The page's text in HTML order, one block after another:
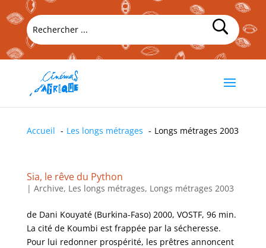
Accueil Les longs métrages Longs métrages 2003
Sia, le rêve du Python
| Archive, Les longs métrages, Longs métrages 2003
de Dani Kouyaté (Burkina-Faso) 2000, VOSTF, 96 min.
La cité de Koumbi est frappée par la sécheresse.
Pour lui redonner prospérité, les prêtres annoncent